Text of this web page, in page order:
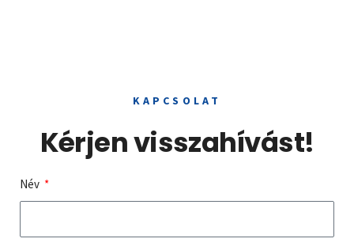
KAPCSOLAT
Kérjen visszahívást!
Név